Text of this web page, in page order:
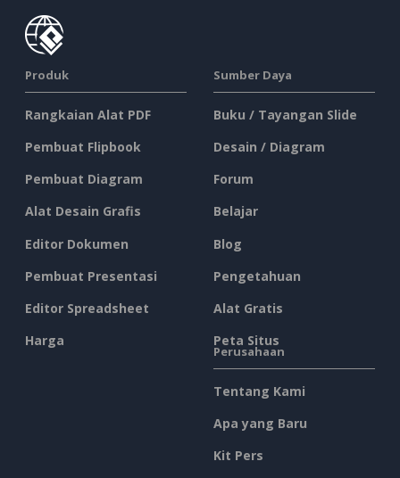
Produk
Rangkaian Alat PDF
Pembuat Flipbook
Pembuat Diagram
Alat Desain Grafis
Editor Dokumen
Pembuat Presentasi
Editor Spreadsheet
Harga
Sumber Daya
Buku / Tayangan Slide
Desain / Diagram
Forum
Belajar
Blog
Pengetahuan
Alat Gratis
Peta Situs
Perusahaan
Tentang Kami
Apa yang Baru
Kit Pers